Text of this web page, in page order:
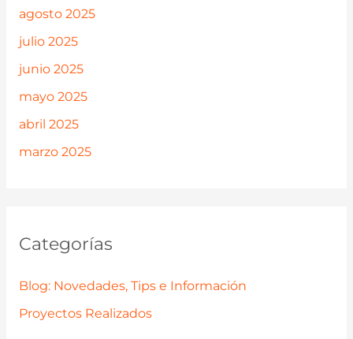
agosto 2025
julio 2025
junio 2025
mayo 2025
abril 2025
marzo 2025
Categorías
Blog: Novedades, Tips e Información
Proyectos Realizados